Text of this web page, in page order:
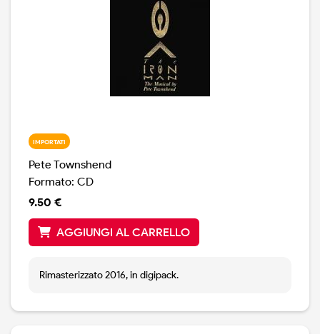
IMPORTATI
Pete Townshend
Formato: CD
9.50 €
AGGIUNGI AL CARRELLO
Rimasterizzato 2016, in digipack.